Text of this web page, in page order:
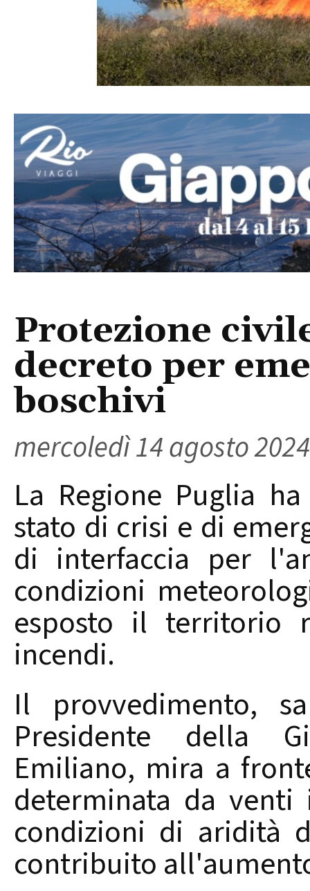
Protezione
decreto per
boschivi
mercoledì 14 agosto 2024
La Regione Puglia
stato di crisi e di
di interfaccia per
condizioni
esposto il territorio
incendi.
Il provvedimento,
Presidente della
Emiliano, mira a
determinata da
condizioni di aridità
contribuito